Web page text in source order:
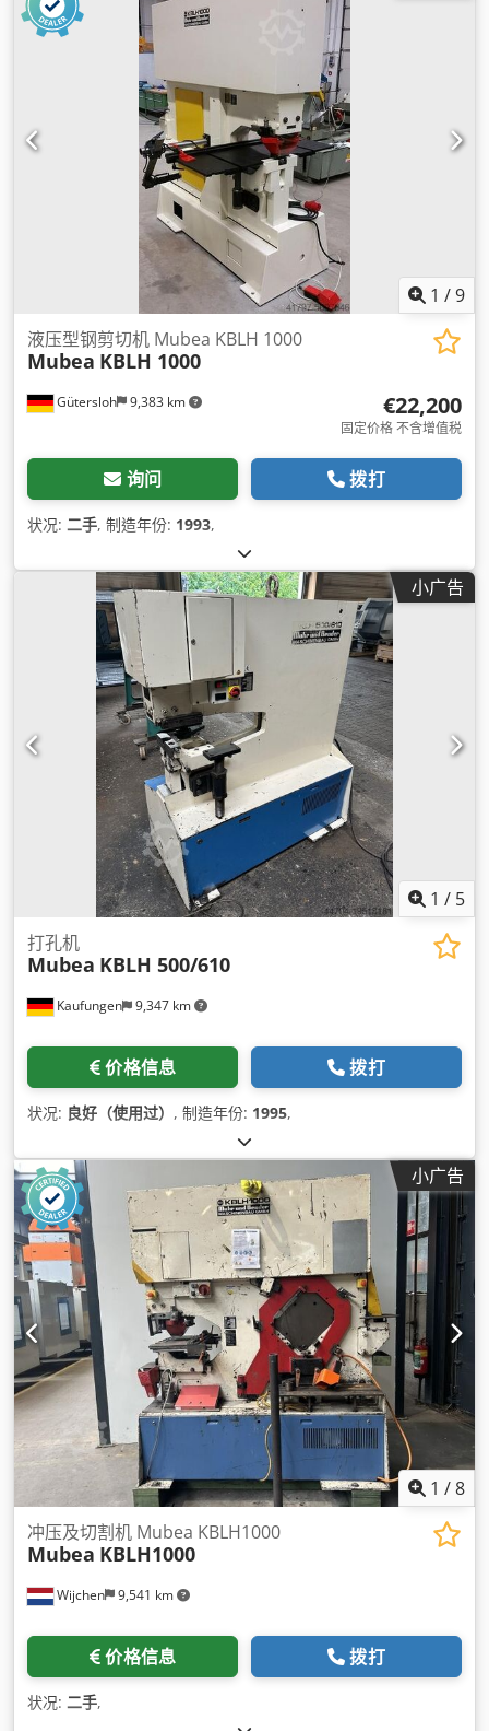
1 /9
Gütersloh 9,383 km
液压型钢剪切机 Mubea KBLH 1000
Mubea KBLH 1000
€22,200
固定价格 不含增值税
询问 拨打
状况: 二手, 制造年份: 1993,
小广告
1 / 5
Kaufungen 9,347 km
打孔机
Mubea KBLH 500/610
价格信息 拨打
状况: 良好（使用过） , 制造年份: 1995,
小广告
1 /8
Wijchen 9,541 km
冲压及切割机 Mubea KBLH1000
Mubea KBLH1000
价格信息 拨打
状况: 二手,